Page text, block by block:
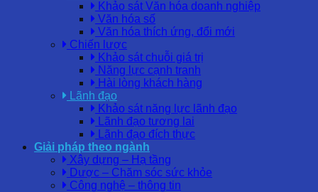
Khảo sát Văn hóa doanh nghiệp
Văn hóa số
Văn hóa thích ứng, đổi mới
Chiến lược
Khảo sát chuỗi giá trị
Năng lực cạnh tranh
Hài lòng khách hàng
Lãnh đạo
Khảo sát năng lực lãnh đạo
Lãnh đạo tương lai
Lãnh đạo đích thực
Giải pháp theo ngành
Xây dựng – Hạ tầng
Dược – Chăm sóc sức khỏe
Công nghệ – thông tin